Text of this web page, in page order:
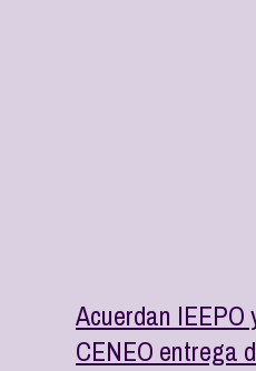
Acuerdan
CENEO entrega